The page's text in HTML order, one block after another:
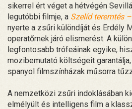
sikerrel ért véget a hétvégén
legutóbbi filmje, a Szelíd teremtés
nyerte a zsűri különdíját és Erdély
operatőrnek járó elismerést. A
legfontosabb trófeáinak egyike,
mozibemutató költségeit
spanyol filmszínházak műsorra
A nemzetközi zsűri indoklásában
elmélyült és intelligens film a